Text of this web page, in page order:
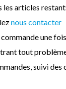
articles
nous contacter
une
tout
suivi